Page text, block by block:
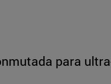
para